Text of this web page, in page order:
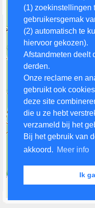
(1) zoekinstellingen
gebruikersgemak
(2) automatisch te
hiervoor gekozen).
Afstandmeten deelt
derden.
Onze reclame en
gebruikt ook
deze site
die u ze hebt
verzameld bij het
Bij het gebruik van
akkoord. Meer info
Ik